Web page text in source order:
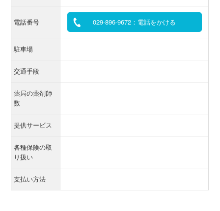
電話番号 029-896-9672：電話をかける
駐車場
交通手段
薬局の薬剤師
数
提供サービス
各種保険の取
り扱い
支払い方法